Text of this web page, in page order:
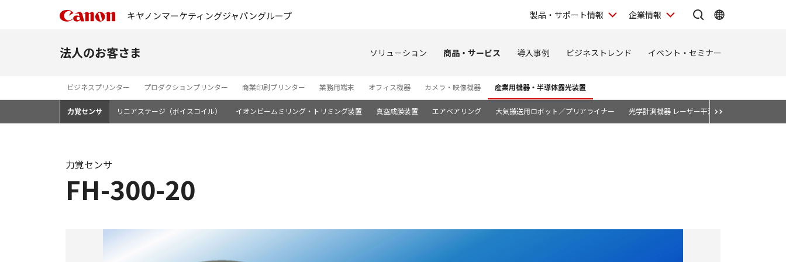
キヤノンマーケティングジャパングループ 製品・サポート情報 企業情報
法人のお客さま ソリューション 商品・サービス 導入事例 ビジネストレンド イベント・セミナー
ビジネスプリンター プロダクションプリンター 商業印刷プリンター 業務用端末 オフィス機器 カメラ・映像機器 産業用機器・半導体露光装置
力覚センサ リニアステージ（ボイスコイル） イオンビームミリング・トリミング装置 真空成膜装置 エアベアリング 大気搬送用ロボット／プリアライナー 光学計測機器 レーザー干渉計
FH-300-20
力覚センサ